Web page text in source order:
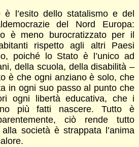
è l’esito dello statalismo e del
del Nord Europa:
è meno burocratizzato per il
rispetto agli altri Paesi
poiché lo Stato è l’unico ad
della scuola, della disabilità –
è che ogni anziano è solo, che
in ogni suo passo al punto che
ogni libertà educativa, che i
più fatti nascere. Tutto è
ciò rende tutto
società è strappata l’anima